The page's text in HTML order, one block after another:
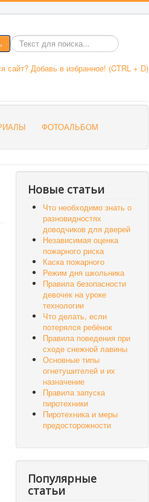
для
сайт? Добавь в избранное! (CTRL + D)
ФОТОАЛЬБОМ
Новые статьи
Что необходимо знать о
разновидностях
доводчиков для дверей
Независимая оценка
пожарного риска
Каска пожарного
Режим дня школьника
Правила безопасности
девочек на уроке
технологии
Что делать, если
потерялся ребёнок
Правила поведения при
сходе снежной лавины
Основные типы
огнетушителей и их
назначение
Правила запуска
пиротехники
Пиротехника и меры
предосторожности
Популярные
статьи